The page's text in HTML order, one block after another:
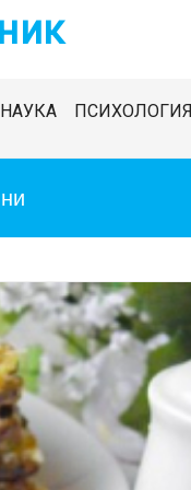
НАУКА ПСИХОЛОГИЯ